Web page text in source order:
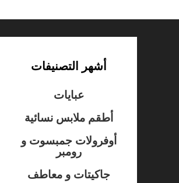
أشهر التصنيفات
عبايات
أطقم ملابس نسائية
أوفرولات جمبسوت و
رومبر
جاكيتات و معاطف